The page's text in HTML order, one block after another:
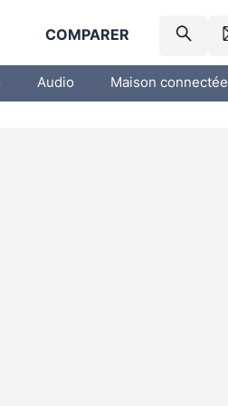
COMPARER
Audio Maison connectée